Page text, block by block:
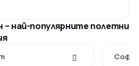
най-популярните полетни